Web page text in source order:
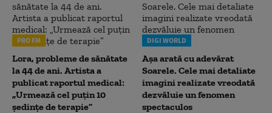
PRO FM
Lora, probleme de sănătate
la 44 de ani. Artista a
publicat raportul medical:
„Urmează cel puțin 10
ședințe de terapie”
DIGI WORLD
Așa arată cu adevărat
Soarele. Cele mai detaliate
imagini realizate vreodată
dezvăluie un fenomen
spectaculos